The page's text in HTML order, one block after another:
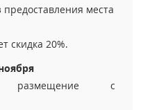
предоставления места
скидка 20%.
размещение с